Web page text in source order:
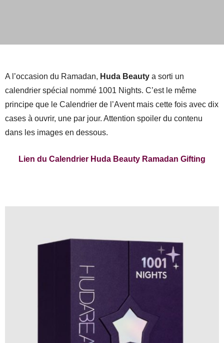
A l’occasion du Ramadan, Huda Beauty a sorti un
calendrier spécial nommé 1001 Nights. C’est le même
principe que le Calendrier de l’Avent mais cette fois avec dix
cases à ouvrir, une par jour. Attention spoiler du contenu
dans les images en dessous.
Lien du Calendrier Huda Beauty Ramadan Gifting